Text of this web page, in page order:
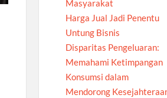
Masyarakat
Harga Jual Jadi Penentu
Untung Bisnis
Disparitas Pengeluaran:
Memahami Ketimpangan
Konsumsi dalam
Mendorong